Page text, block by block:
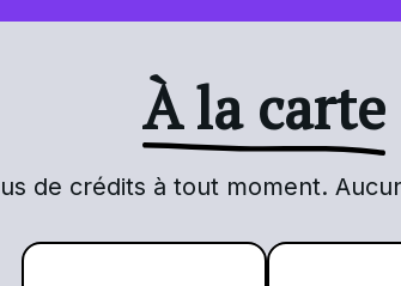
À la carte
de crédits à tout moment.